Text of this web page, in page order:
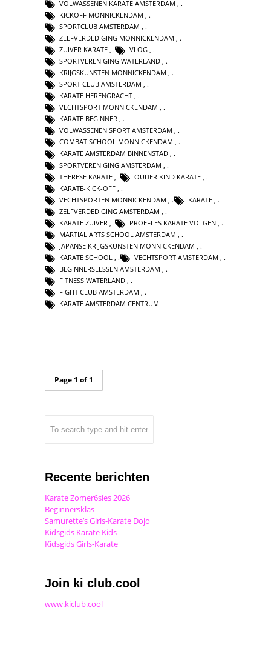
VOLWASSENEN KARATE AMSTERDAM
KICKOFF MONNICKENDAM
SPORTCLUB AMSTERDAM
ZELFVERDEDIGING MONNICKENDAM
ZUIVER KARATE
VLOG
SPORTVERENIGING WATERLAND
KRIJGSKUNSTEN MONNICKENDAM ,
SPORT CLUB AMSTERDAM ,
KARATE HERENGRACHT ,
VECHTSPORT MONNICKENDAM ,
KARATE BEGINNER ,
VOLWASSENEN SPORT AMSTERDAM ,
COMBAT SCHOOL MONNICKENDAM ,
KARATE AMSTERDAM BINNENSTAD ,
SPORTVERENIGING AMSTERDAM
THERESE KARATE
OUDER KIND KARATE
KARATE-KICK-OFF
VECHTSPORTEN MONNICKENDAM
KARATE
ZELFVERDEDIGING AMSTERDAM
KARATE ZUIVER
PROEFLES KARATE VOLGEN
MARTIAL ARTS SCHOOL AMSTERDAM
JAPANSE KRIJGSKUNSTEN MONNICKENDAM
KARATE SCHOOL , VECHTSPORT AMSTERDAM ,
BEGINNERSLESSEN AMSTERDAM ,
FITNESS WATERLAND ,
FIGHT CLUB AMSTERDAM ,
KARATE AMSTERDAM CENTRUM
Page 1 of 1
Recente berichten
Karate Zomer6sies 2026
Beginnersklas
Samurette’s Girls-Karate Dojo
Kidsgids Karate Kids
Kidsgids Girls-Karate
Join ki club.cool
www.kiclub.cool